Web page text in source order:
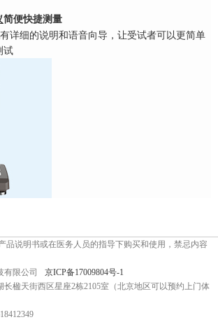
简便快捷测量
详细的说明和语音向导，让受试者可以更简单
试
品说明书或在医务人员的指导下购买和使用，禁忌内容
有限公司
京ICP备17009804号-1
长楹天街西区星座2栋2105室（北京地区可以预约上门体